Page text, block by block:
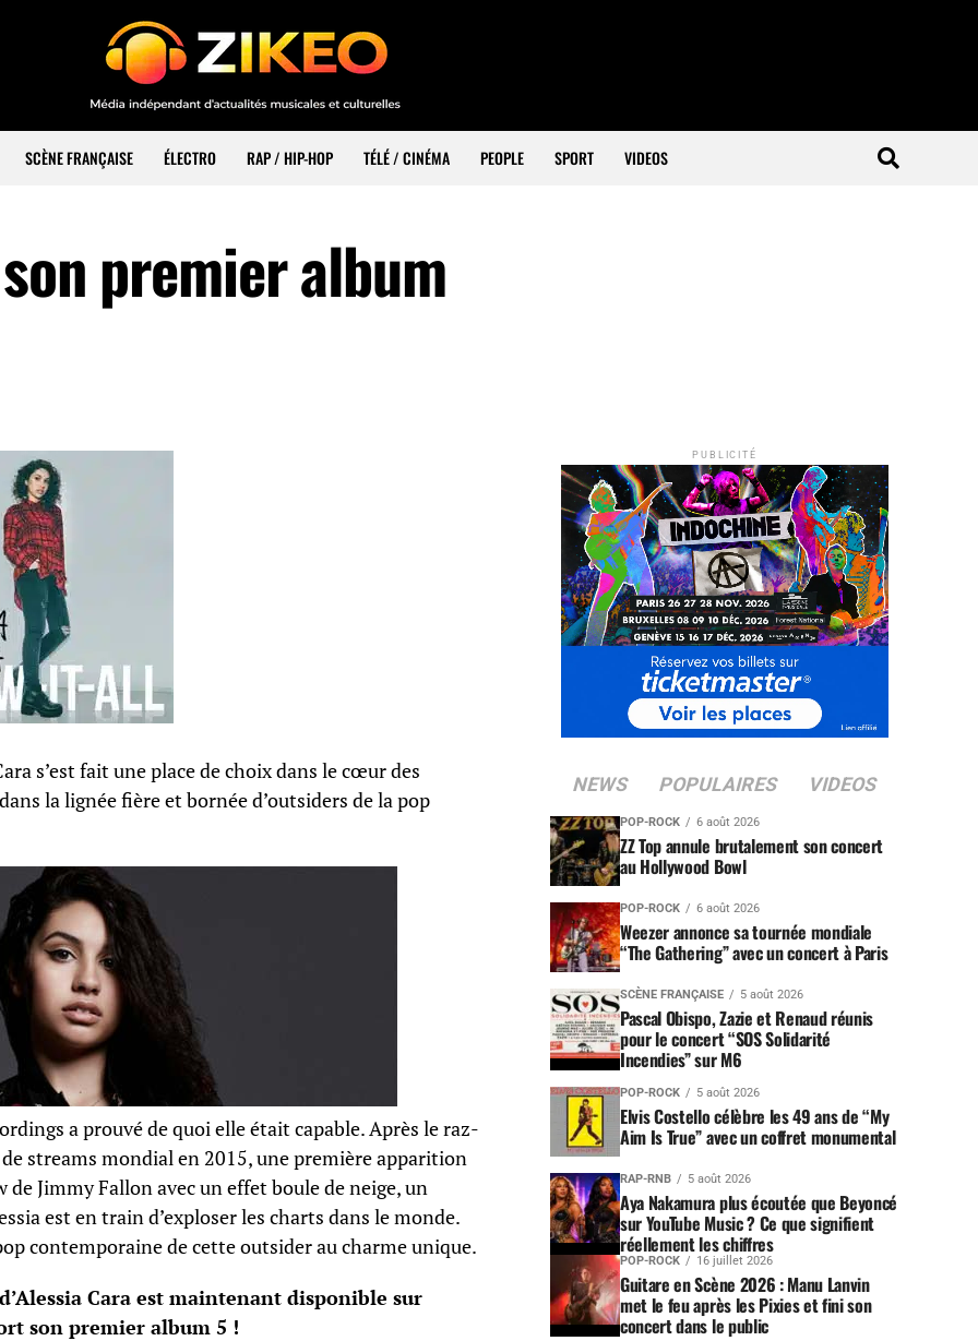
SCÈNE FRANÇAISE ÉLECTRO RAP / HIP-HOP TÉLÉ / CINÉMA PEOPLE SPORT VIDEOS
premier album
s’est fait une place de choix dans le cœur des
la lignée fière et bornée d’outsiders de la pop
a prouvé de quoi elle était capable. Après le raz-
streams mondial en 2015, une première apparition
de Jimmy Fallon avec un effet boule de neige, un
est en train d’exploser les charts dans le monde.
contemporaine de cette outsider au charme unique.
Cara est maintenant disponible sur
!
PUBLICITÉ
NEWS POPULAIRES VIDEOS
POP-ROCK 6 août 2026
ZZ Top annule brutalement son concert
au Hollywood Bowl
POP-ROCK 6 août 2026
Weezer annonce sa tournée mondiale
“The Gathering” avec un concert à Paris
SCÈNE FRANÇAISE 5 août 2026
Pascal Obispo, Zazie et Renaud réunis
pour le concert “SOS Solidarité
Incendies” sur M6
POP-ROCK 5 août 2026
Elvis Costello célèbre les 49 ans de “My
Aim Is True” avec un coffret monumental
RAP-RNB 5 août 2026
Aya Nakamura plus écoutée que Beyoncé
sur YouTube Music ? Ce que signifient
réellement les chiffres
POP-ROCK 16 juillet 2026
Guitare en Scène 2026 : Manu Lanvin
met le feu après les Pixies et fini son
concert dans le public